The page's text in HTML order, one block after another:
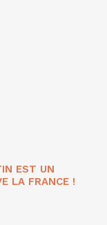
EST UN
LA FRANCE !